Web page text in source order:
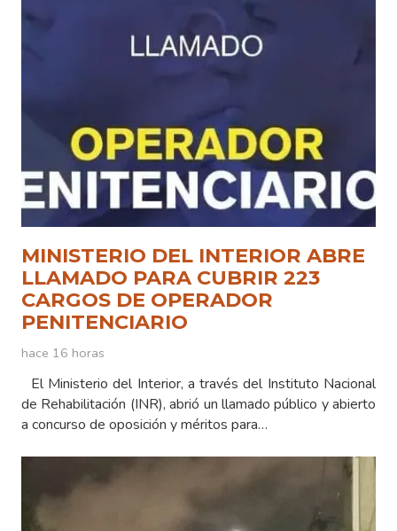
MINISTERIO DEL INTERIOR ABRE
LLAMADO PARA CUBRIR 223
CARGOS DE OPERADOR
PENITENCIARIO
hace 16 horas
El Ministerio del Interior, a través del Instituto Nacional
de Rehabilitación (INR), abrió un llamado público y abierto
a concurso de oposición y méritos para…